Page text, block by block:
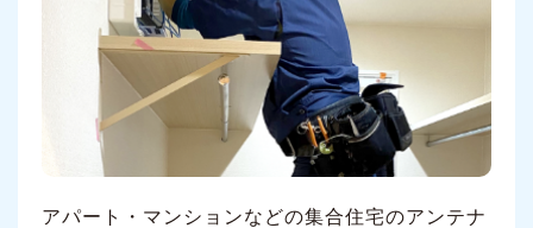
アパート・マンションなどの集合住宅のアンテナ